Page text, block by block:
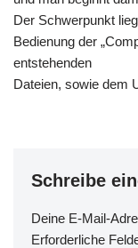
Der Schwerpunkt
Bedienung der
entstehenden
Dateien, sowie dem
Schreibe
Deine E-Mail-
Erforderliche